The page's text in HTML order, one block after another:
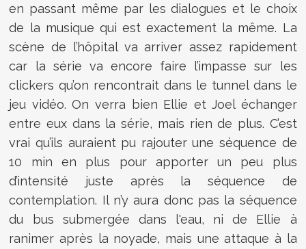
en passant même par les dialogues et le choix
de la musique qui est exactement la même. La
scène de l’hôpital va arriver assez rapidement
car la série va encore faire l’impasse sur les
clickers qu’on rencontrait dans le tunnel dans le
jeu vidéo. On verra bien Ellie et Joel échanger
entre eux dans la série, mais rien de plus. C’est
vrai qu’ils auraient pu rajouter une séquence de
10 min en plus pour apporter un peu plus
d’intensité juste après la séquence de
contemplation. Il n’y aura donc pas la séquence
du bus submergée dans l'eau, ni de Ellie à
ranimer après la noyade, mais une attaque à la